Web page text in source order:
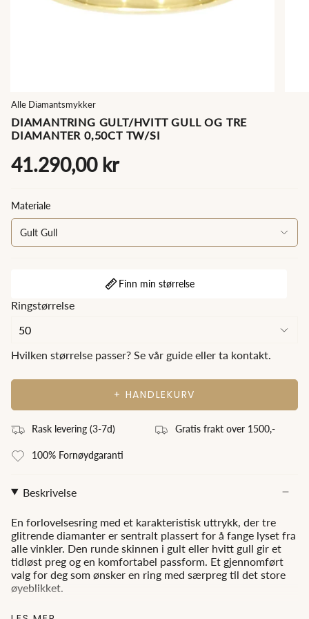
Alle Diamantsmykker
DIAMANTRING GULT/HVITT GULL OG TRE
DIAMANTER 0,50CT TW/SI
41.290,00 kr
Materiale
Gult Gull
Finn min størrelse
Ringstørrelse
Hvilken størrelse passer? Se vår guide eller ta kontakt.
+ HANDLEKURV
Rask levering (3-7d) Gratis frakt over 1500,-
100% Fornøydgaranti
Beskrivelse
En forlovelsesring med et karakteristisk uttrykk, der tre
glitrende diamanter er sentralt plassert for å fange lyset fra
alle vinkler. Den runde skinnen i gult eller hvitt gull gir et
tidløst preg og en komfortabel passform. Et gjennomført
valg for deg som ønsker en ring med særpreg til det store
øyeblikket.